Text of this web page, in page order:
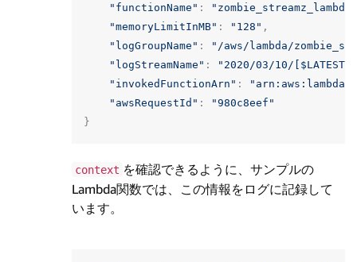
"functionName" :
"zombie_streamz_lambda"
"memoryLimitInMB" : "128" ,
"logGroupName" :
"/aws/lambda/
"logStreamName" :
"2020/03/10/
"invokedFunctionArn" :
"awsRequestId" :
"980c8eef"
}
context を確認できるように、サンプルの
Lambda関数では、この情報をログに記録して
います。